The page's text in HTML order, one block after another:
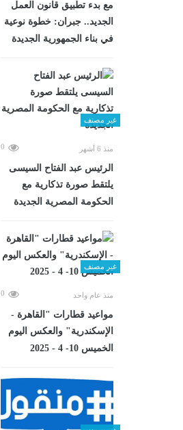
مع بدء تطبيق قانون العمل
الجديد.. جبران: خطوة نوعية
في بناء الجمهورية الجديدة
غير مصنف
منذ 6 أشهر 0
الرئيس عبد الفتاح السيسى
يلتقط صورة تذكارية مع
الحكومة المصرية الجديدة
غير مصنف
منذ عام واحد 0
مواعيد قطارات "القاهرة -
الإسكندرية" والعكس اليوم
الخميس 10- 4 - 2025